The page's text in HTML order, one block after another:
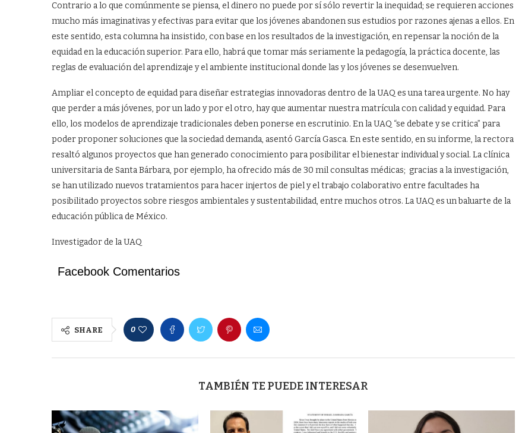
Contrario a lo que comúnmente se piensa, el dinero no puede por sí sólo revertir la inequidad; se requieren acciones
mucho más imaginativas y efectivas para evitar que los jóvenes abandonen sus estudios por razones ajenas a ellos. En
este sentido, esta columna ha insistido, con base en los resultados de la investigación, en repensar la noción de la
equidad en la educación superior. Para ello, habrá que tomar más seriamente la pedagogía, la práctica docente, las
reglas de evaluación del aprendizaje y el ambiente institucional donde las y los jóvenes se desenvuelven.
Ampliar el concepto de equidad para diseñar estrategias innovadoras dentro de la UAQ es una tarea urgente. No hay
que perder a más jóvenes, por un lado y por el otro, hay que aumentar nuestra matrícula con calidad y equidad. Para
ello, los modelos de aprendizaje tradicionales deben ponerse en escrutinio. En la UAQ “se debate y se critica” para
poder proponer soluciones que la sociedad demanda, asentó García Gasca. En este sentido, en su informe, la rectora
resaltó algunos proyectos que han generado conocimiento para posibilitar el bienestar individual y social. La clínica
universitaria de Santa Bárbara, por ejemplo, ha ofrecido más de 30 mil consultas médicas; gracias a la investigación,
se han utilizado nuevos tratamientos para hacer injertos de piel y el trabajo colaborativo entre facultades ha
posibilitado proyectos sobre riesgos ambientales y sustentabilidad, entre muchos otros. La UAQ es un baluarte de la
educación pública de México.
Investigador de la UAQ
Facebook Comentarios
SHARE 0
TAMBIÉN TE PUEDE INTERESAR